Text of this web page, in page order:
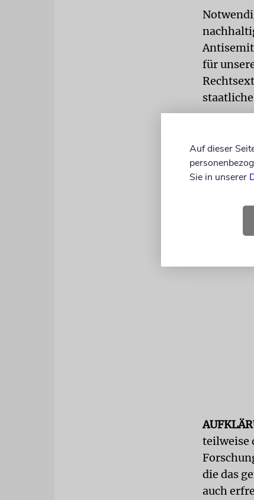
für
teilweise
die das
auch
Auf dieser
Sie in unserer